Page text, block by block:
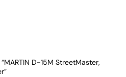
D-15M StreetMaster,